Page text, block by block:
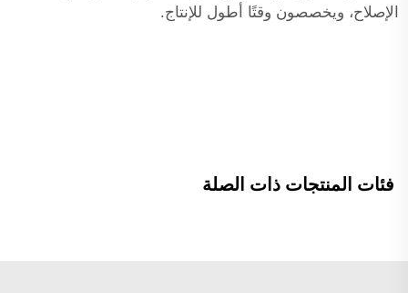
الإصلاح، ويخصصون وقتًا أطول للإنتاج.
فئات المنتجات ذات الصلة